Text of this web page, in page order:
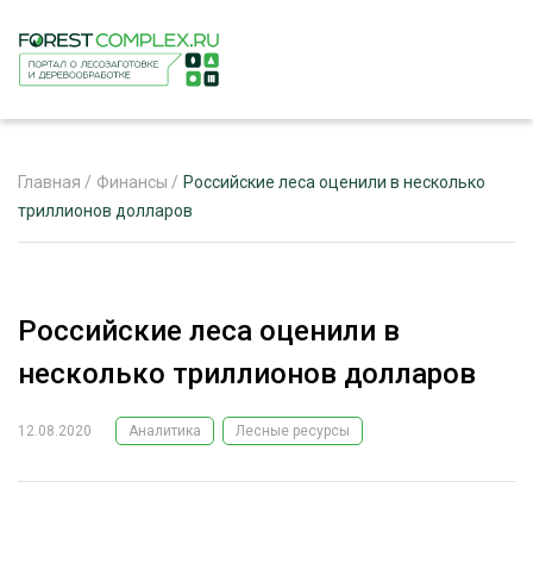
РЕКЛАМОДАТЕЛЯМ
ЛЕСНОЕ ХОЗЯЙСТВО
Главная / Финансы / Российские леса оценили в несколько
триллионов долларов
Российские леса оценили в
несколько триллионов долларов
12.08.2020 Аналитика Лесные ресурсы